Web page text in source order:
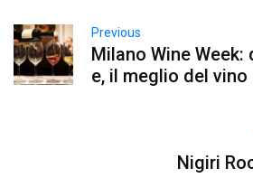
Previous
Milano Wine
e, il meglio del vino
Nigiri